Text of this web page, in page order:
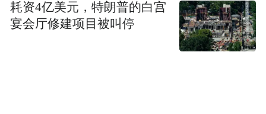
耗资4亿美元，特朗普的白宫
宴会厅修建项目被叫停